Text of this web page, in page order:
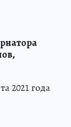
2021 года